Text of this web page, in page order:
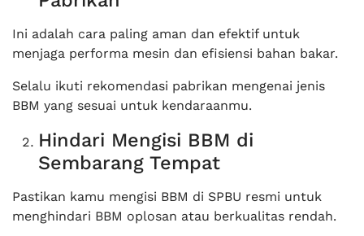
Ini adalah cara paling aman dan efektif untuk
menjaga performa mesin dan efisiensi bahan bakar.
Selalu ikuti rekomendasi pabrikan mengenai jenis
BBM yang sesuai untuk kendaraanmu.
Hindari Mengisi BBM di
Sembarang Tempat
Pastikan kamu mengisi BBM di SPBU resmi untuk
menghindari BBM oplosan atau berkualitas rendah.